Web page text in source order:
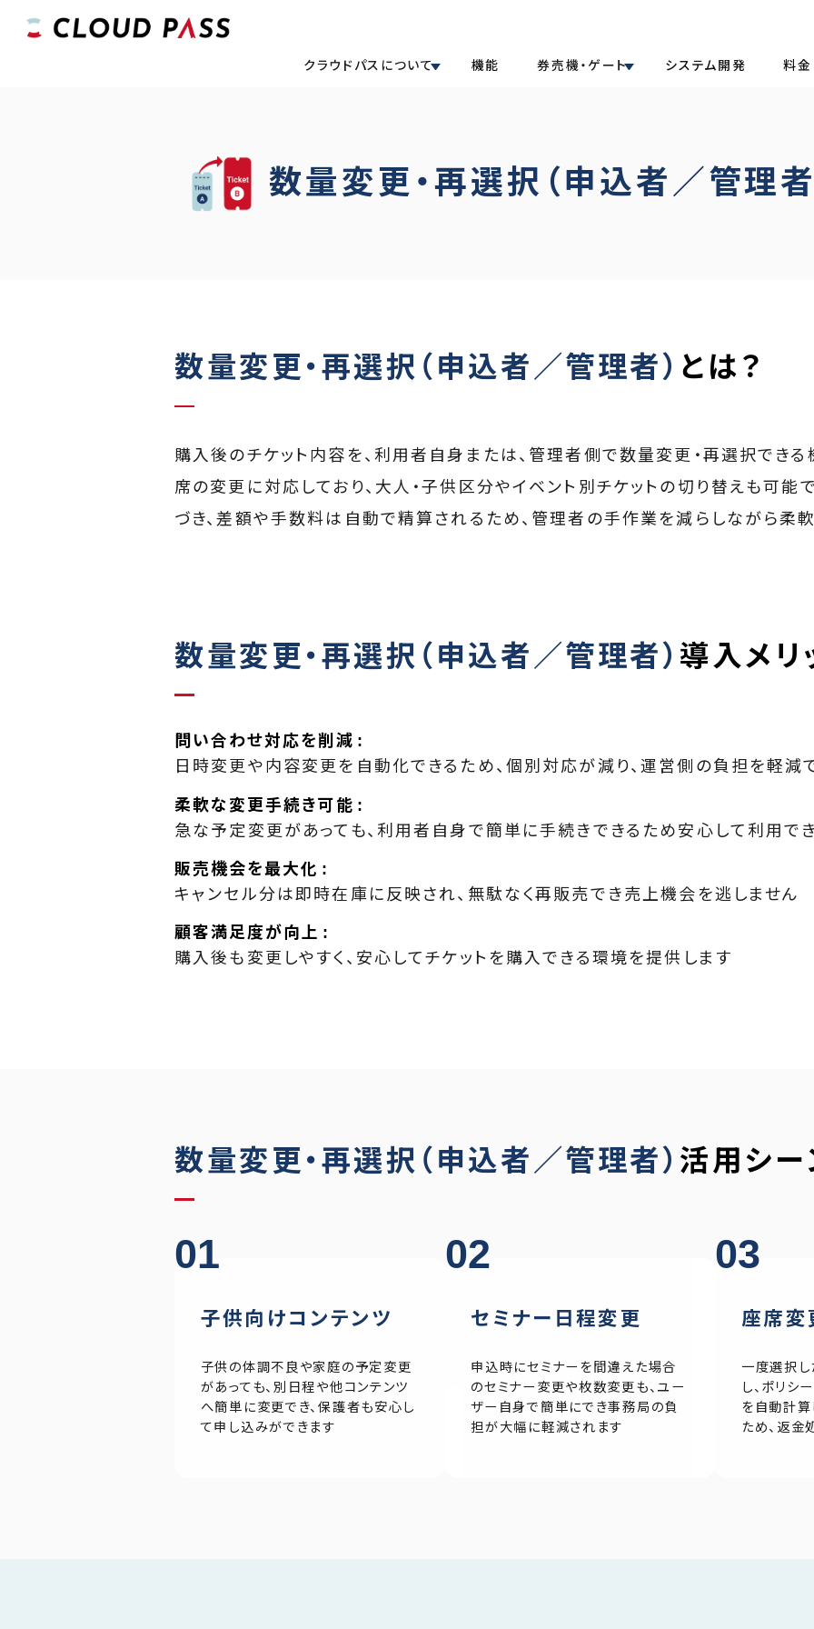
クラウドパスについて 機能 券売機・ゲート システム開発 料金
数量変更・再選択（申込者／管理者
数量変更・再選択（申込者／管理者） とは？
購入後のチケット内容を、利用者自身または、管理者側で数量変更・再選択できる
席の変更に対応しており、大人・子供区分やイベント別チケットの切り替えも可能
づき、差額や手数料は自動で精算されるため、管理者の手作業を減らしながら柔
数量変更・再選択（申込者／管理者） 導入メリ
問い合わせ対応を削減
日時変更や内容変更を自動化できるため、個別対応が減り、運営側の負担を軽減
柔軟な変更手続き可能
急な予定変更があっても、利用者自身で簡単に手続きできるため安心して利用で
販売機会を最大化
キャンセル分は即時在庫に反映され、無駄なく再販売でき売上機会を逃しません
顧客満足度が向上
購入後も変更しやすく、安心してチケットを購入できる環境を提供します
数量変更・再選択（申込者／管理者） 活用シー
01
子供向けコンテンツ
子供の体調不良や家庭の予定変更
があっても、別日程や他コンテンツ
へ簡単に変更でき、保護者も安心し
て申し込みができます
02
セミナー日程変更
申込時にセミナーを間違えた場合
のセミナー変更や枚数変更も、ユー
ザー自身で簡単にでき事務局の負
担が大幅に軽減されます
03
座席変
一度選択し
し、ポリシ
を自動計算
ため、返金